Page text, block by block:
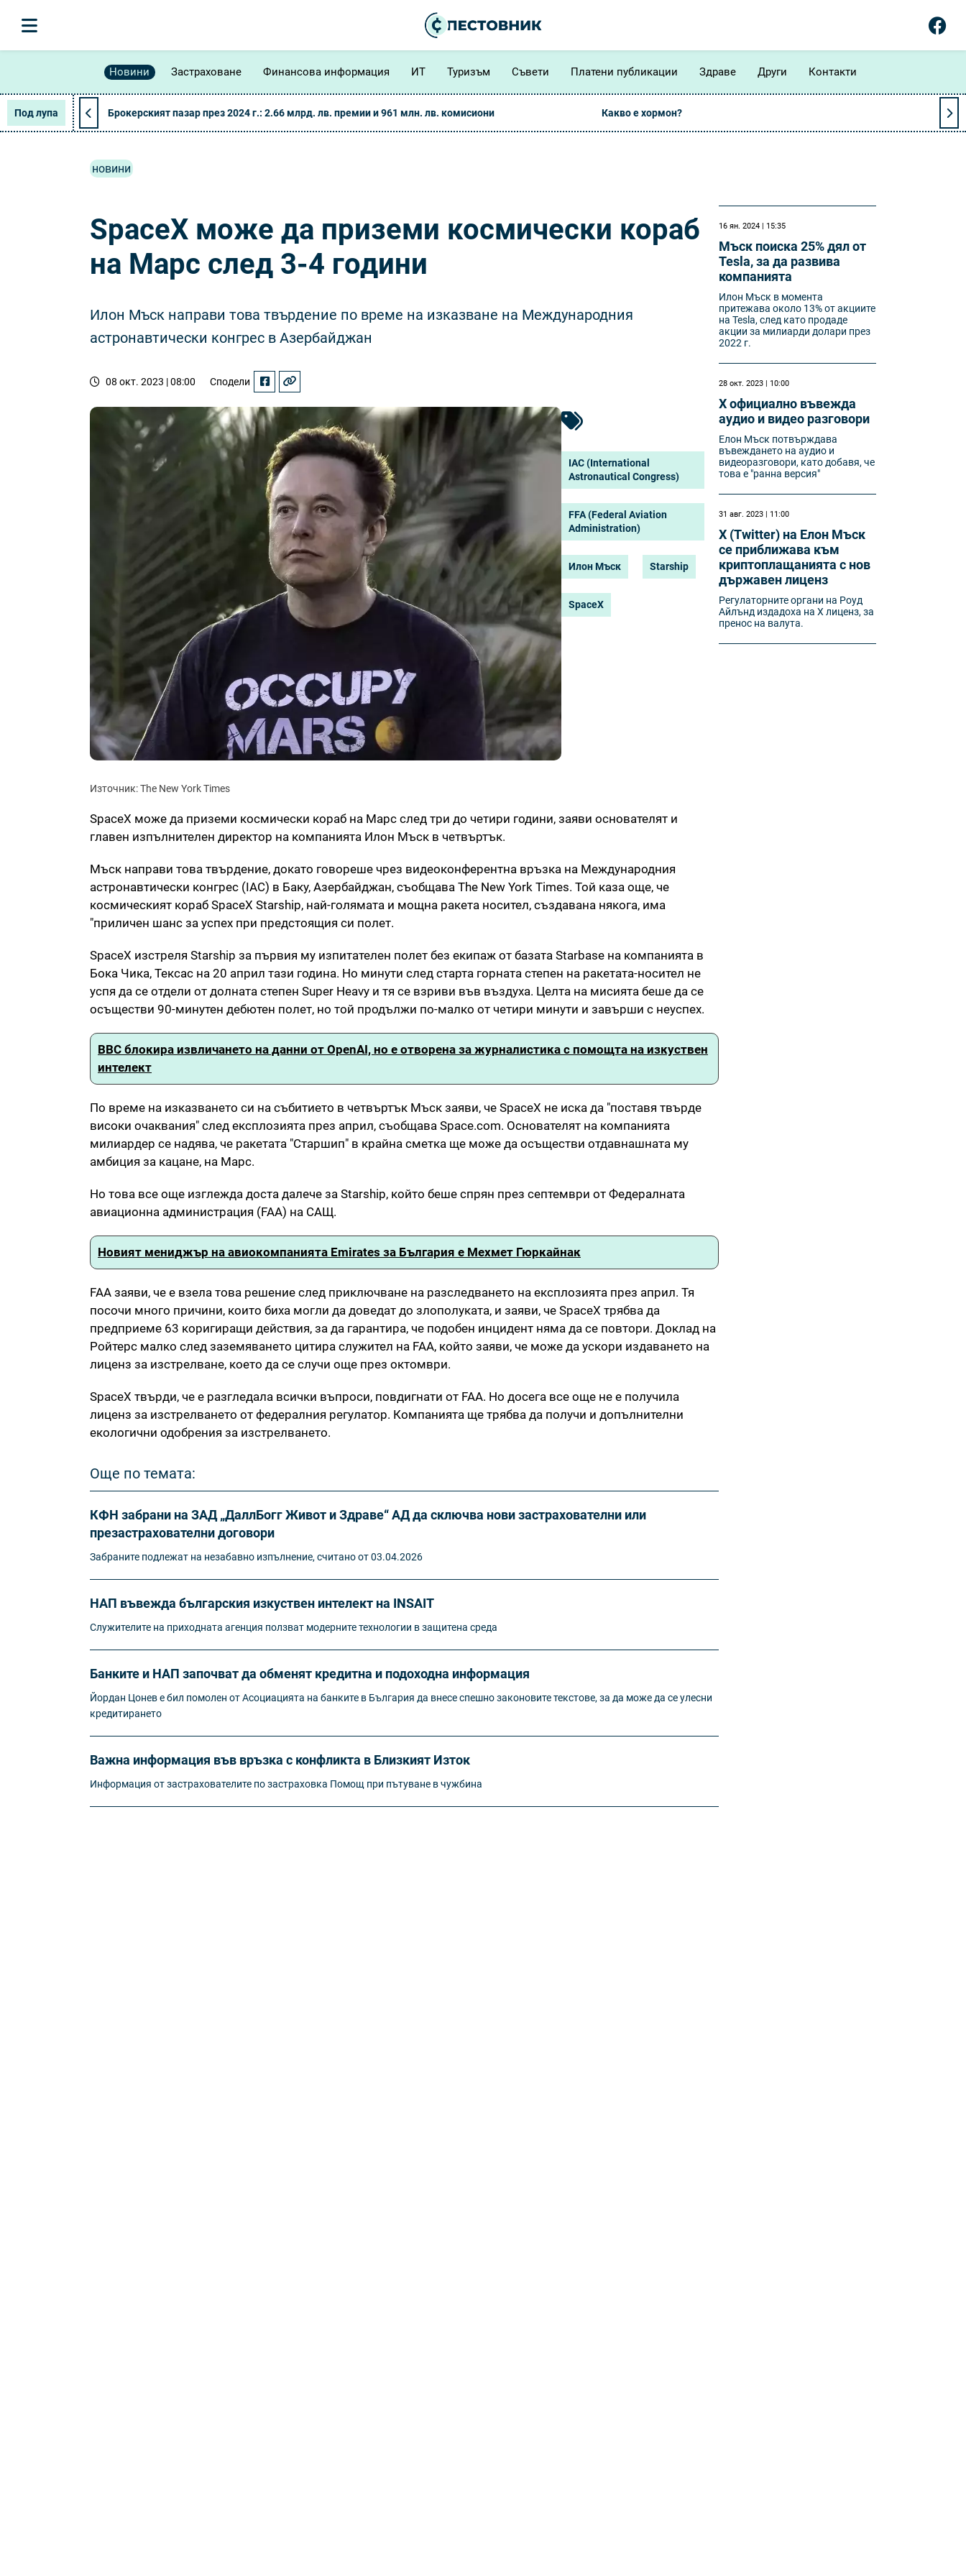
Новини Застраховане Финансова информация ИТ Туризъм Съвети Платени публикации Здраве Други Контакти
Под лупа Брокерският пазар през 2024 г.: 2.66 млрд. лв. премии и 961 млн. лв. комисиони Какво е хормон?
новини
SpaceX може да приземи космически кораб
на Марс след 3-4 години
Илон Мъск направи това твърдение по време на изказване на Международния
астронавтически конгрес в Азербайджан
08 окт. 2023 | 08:00 Сподели
IAC (International
Astronautical Congress)
FFA (Federal Aviation
Administration)
Илон Мъск Starship
SpaceX
Източник: The New York Times
SpaceX може да приземи космически кораб на Марс след три до четири години, заяви основателят и
главен изпълнителен директор на компанията Илон Мъск в четвъртък.
Мъск направи това твърдение, докато говореше чрез видеоконферентна връзка на Международния
астронавтически конгрес (IAC) в Баку, Азербайджан, съобщава The New York Times. Той каза още, че
космическият кораб SpaceX Starship, най-голямата и мощна ракета носител, създавана някога, има
"приличен шанс за успех при предстоящия си полет.
SpaceX изстреля Starship за първия му изпитателен полет без екипаж от базата Starbase на компанията в
Бока Чика, Тексас на 20 април тази година. Но минути след старта горната степен на ракетата-носител не
успя да се отдели от долната степен Super Heavy и тя се взриви във въздуха. Целта на мисията беше да се
осъществи 90-минутен дебютен полет, но той продължи по-малко от четири минути и завърши с неуспех.
BBC блокира извличането на данни от OpenAI, но е отворена за журналистика с помощта на изкуствен
интелект
По време на изказването си на събитието в четвъртък Мъск заяви, че SpaceX не иска да "поставя твърде
високи очаквания" след експлозията през април, съобщава Space.com. Основателят на компанията
милиардер се надява, че ракетата "Старшип" в крайна сметка ще може да осъществи отдавнашната му
амбиция за кацане, на Марс.
Но това все още изглежда доста далече за Starship, който беше спрян през септември от Федералната
авиационна администрация (FAA) на САЩ.
Новият мениджър на авиокомпанията Emirates за България е Мехмет Гюркайнак
FAA заяви, че е взела това решение след приключване на разследването на експлозията през април. Тя
посочи много причини, които биха могли да доведат до злополуката, и заяви, че SpaceX трябва да
предприеме 63 коригиращи действия, за да гарантира, че подобен инцидент няма да се повтори. Доклад на
Ройтерс малко след заземяването цитира служител на FAA, който заяви, че може да ускори издаването на
лиценз за изстрелване, което да се случи още през октомври.
SpaceX твърди, че е разгледала всички въпроси, повдигнати от FAA. Но досега все още не е получила
лиценз за изстрелването от федералния регулатор. Компанията ще трябва да получи и допълнителни
екологични одобрения за изстрелването.
Още по темата:
КФН забрани на ЗАД „ДаллБогг Живот и Здраве“ АД да сключва нови застрахователни или
презастрахователни договори
Забраните подлежат на незабавно изпълнение, считано от 03.04.2026
НАП въвежда българския изкуствен интелект на INSAIT
Служителите на приходната агенция ползват модерните технологии в защитена среда
Банките и НАП започват да обменят кредитна и подоходна информация
Йордан Цонев е бил помолен от Асоциацията на банките в България да внесе спешно законовите текстове, за да може да се улесни
кредитирането
Важна информация във връзка с конфликта в Близкият Изток
Информация от застрахователите по застраховка Помощ при пътуване в чужбина
16 ян. 2024 | 15:35
Мъск поиска 25% дял от
Tesla, за да развива
компанията
Илон Мъск в момента
притежава около 13% от акциите
на Tesla, след като продаде
акции за милиарди долари през
2022 г.
28 окт. 2023 | 10:00
X официално въвежда
аудио и видео разговори
Елон Мъск потвърждава
въвеждането на аудио и
видеоразговори, като добавя, че
това е "ранна версия"
31 авг. 2023 | 11:00
X (Twitter) на Елон Мъск
се приближава към
криптоплащанията с нов
държавен лиценз
Регулаторните органи на Роуд
Айлънд издадоха на X лиценз, за
пренос на валута.